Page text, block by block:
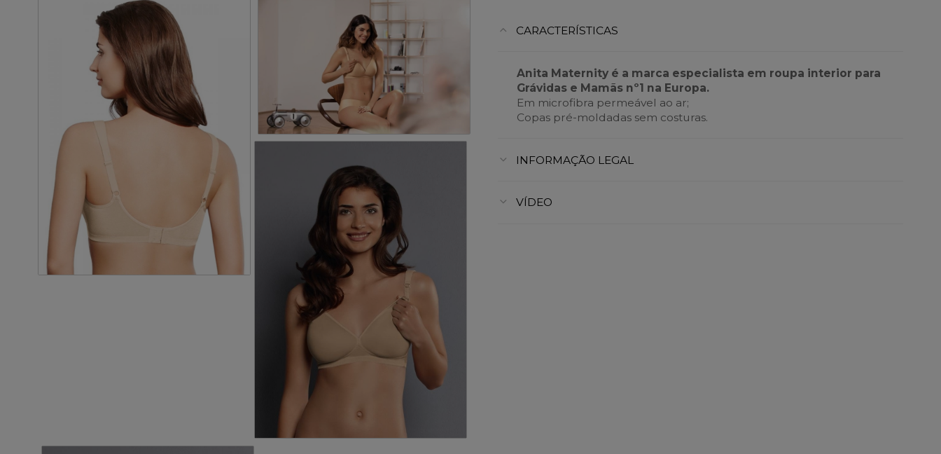
CARACTERÍSTICAS
Anita Maternity é a marca especialista em roupa interior para
Grávidas e Mamãs nº1 na Europa.
Em microfibra permeável ao ar;
Copas pré-moldadas sem costuras.
INFORMAÇÃO LEGAL
VÍDEO